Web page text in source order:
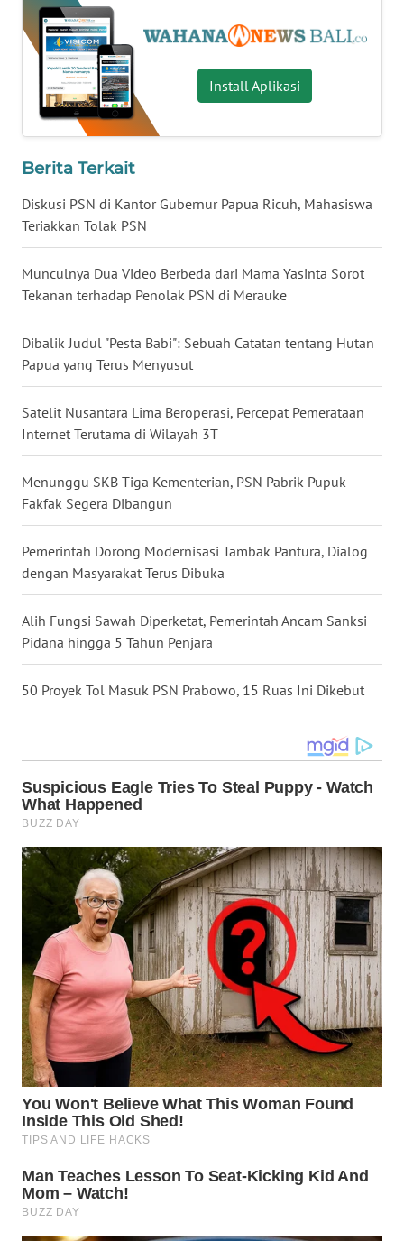
Install Aplikasi
Berita Terkait
Diskusi PSN di Kantor Gubernur Papua Ricuh, Mahasiswa
Teriakkan Tolak PSN
Munculnya Dua Video Berbeda dari Mama Yasinta Sorot
Tekanan terhadap Penolak PSN di Merauke
Dibalik Judul "Pesta Babi": Sebuah Catatan tentang Hutan
Papua yang Terus Menyusut
Satelit Nusantara Lima Beroperasi, Percepat Pemerataan
Internet Terutama di Wilayah 3T
Menunggu SKB Tiga Kementerian, PSN Pabrik Pupuk
Fakfak Segera Dibangun
Pemerintah Dorong Modernisasi Tambak Pantura, Dialog
dengan Masyarakat Terus Dibuka
Alih Fungsi Sawah Diperketat, Pemerintah Ancam Sanksi
Pidana hingga 5 Tahun Penjara
50 Proyek Tol Masuk PSN Prabowo, 15 Ruas Ini Dikebut
WN
KALTARA
WN
KALSEL
WN
WN
SULUT
WN
MALUKU
WN
MALUT
WN
DAIRI
WN
WN
LANGKAT
WN
TAPANULI
SELATAN
WN
TANJUNG
LESUNG
WN
KARO
WN
SIMALUNGUN
LABUHANBATU